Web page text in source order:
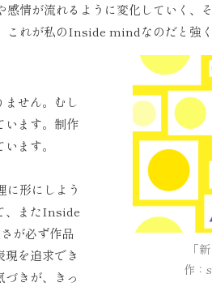
情が流れるように変化していく、
これが私のInside mindなのだと強く
「
作：
せん。むし
います。制作
ます。
に形にしよう
、またInside
が必ず作品
を追求でき
きが、きっ